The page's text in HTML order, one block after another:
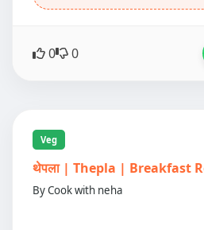
0 0
Veg
थेपला | Thepla | Breakfast
By Cook with neha